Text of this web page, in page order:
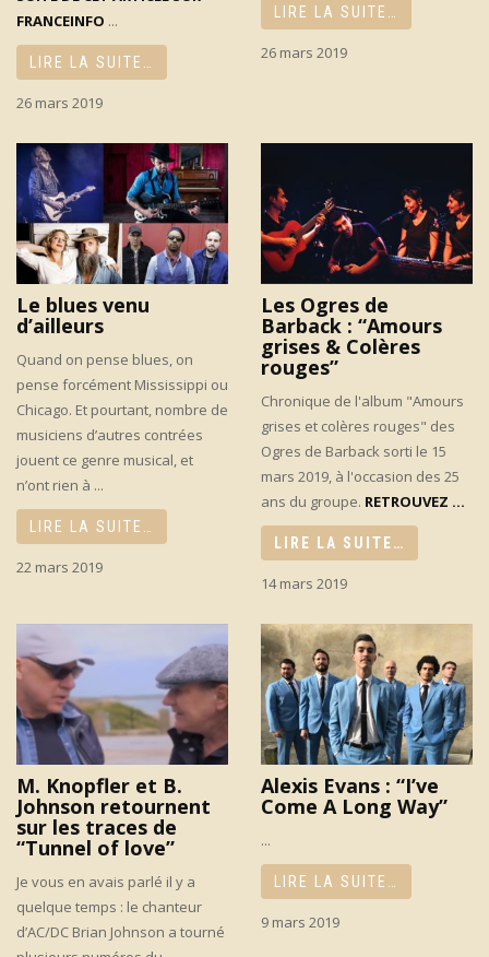
FRANCEINFO ...
LIRE LA SUITE…
26 mars 2019
LIRE LA SUITE…
26 mars 2019
Le blues venu
d’ailleurs
Quand on pense blues, on
pense forcément Mississippi ou
Chicago. Et pourtant, nombre de
musiciens d’autres contrées
jouent ce genre musical, et
n’ont rien à ...
LIRE LA SUITE…
22 mars 2019
Les Ogres de
Barback : “Amours
grises & Colères
rouges”
Chronique de l'album "Amours
grises et colères rouges" des
Ogres de Barback sorti le 15
mars 2019, à l'occasion des 25
ans du groupe. RETROUVEZ ...
LIRE LA SUITE…
14 mars 2019
M. Knopfler et B.
Johnson retournent
sur les traces de
“Tunnel of love”
Je vous en avais parlé il y a
quelque temps : le chanteur
d’AC/DC Brian Johnson a tourné
Alexis Evans : “I’ve
Come A Long Way”
...
LIRE LA SUITE…
9 mars 2019